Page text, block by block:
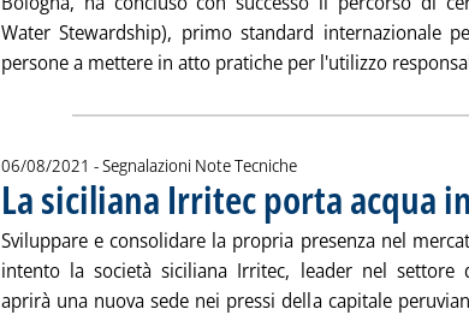
Water Stewardship), primo standard internazionale
persone a mettere in atto pratiche per l'utilizzo
06/08/2021 - Segnalazioni Note Tecniche
La siciliana Irritec porta acqua
. Pubblicata venerdì 06 agosto 2021 alle 10.17.
Sviluppare e consolidare la propria presenza nel
intento la società siciliana Irritec, leader nel settore
aprirà una nuova sede nei pressi della capitale